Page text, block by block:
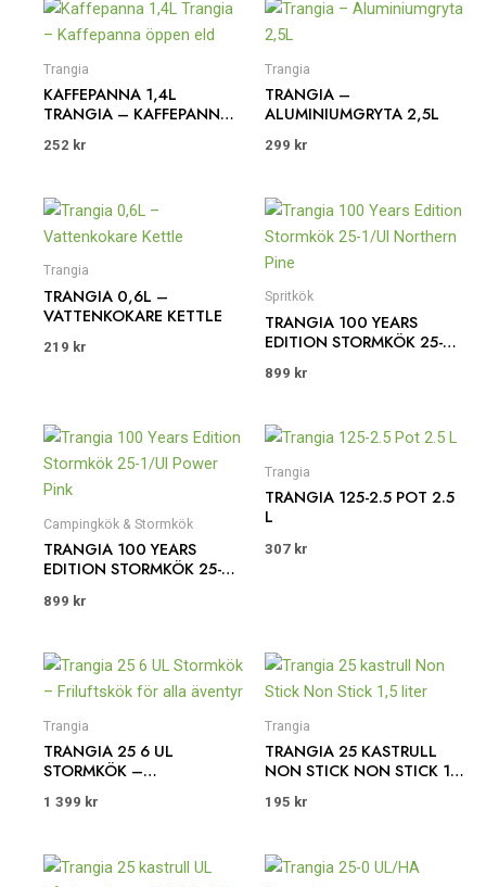
Trangia
KAFFEPANNA 1,4L
TRANGIA – KAFFEPANNA
252 kr
Trangia
TRANGIA –
ALUMINIUMGRYTA 2,5L
299 kr
Trangia
TRANGIA 0,6L –
VATTENKOKARE KETTLE
219 kr
Spritkök
TRANGIA 100 YEARS
EDITION STORMKÖK 25-
899 kr
Campingkök & Stormkök
TRANGIA 100 YEARS
EDITION STORMKÖK 25-
899 kr
Trangia
TRANGIA 125-2.5 POT 2.5
L
307 kr
Trangia
TRANGIA 25 6 UL
STORMKÖK –
ÄVENTYR
1 399 kr
Trangia
TRANGIA 25 KASTRULL
NON STICK NON STICK 1,5
195 kr